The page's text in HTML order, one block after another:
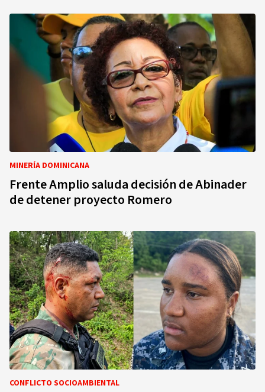
MINERÍA DOMINICANA
Frente Amplio saluda decisión de Abinader
de detener proyecto Romero
CONFLICTO SOCIOAMBIENTAL